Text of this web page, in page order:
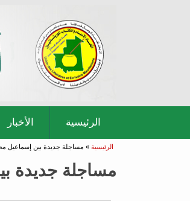
الرئيسية الأخبار
أنت هنا
الرئيسية » مساجلة جديدة بين إسماعيل
مساجلة جديدة